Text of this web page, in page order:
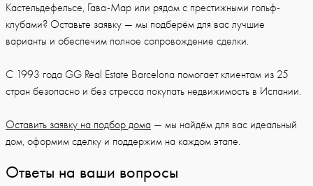
Кастельдефельсе, Гава-Мар или рядом с престижными гольф-
клубами? Оставьте заявку — мы подберём для вас лучшие
варианты и обеспечим полное сопровождение сделки.
С 1993 года GG Real Estate Barcelona помогает клиентам из 25
стран безопасно и без стресса покупать недвижимость в Испании.
Оставить заявку на подбор дома — мы найдём для вас идеальный
дом, оформим сделку и поддержим на каждом этапе.
Ответы на ваши вопросы